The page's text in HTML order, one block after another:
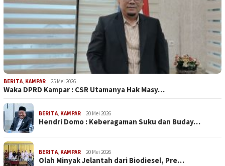
BERITA, KAMPAR 25 Mei 2026
Waka DPRD Kampar : CSR Utamanya Hak Masy…
BERITA, KAMPAR 20 Mei 2026
Hendri Domo : Keberagaman Suku dan Buday…
BERITA, KAMPAR 20 Mei 2026
Olah Minyak Jelantah dari Biodiesel, Pre…